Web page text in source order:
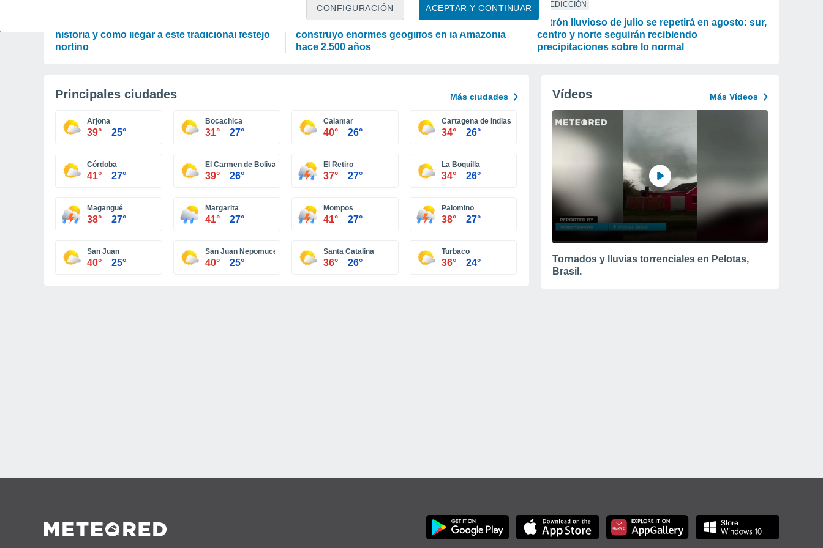
ACEPTAR Y CONTINUAR
CONFIGURACIÓN
historia y cómo llegar a este tradicional festejo
nortino
CIENCIA
Quiénes eran los Aquiry: la civilización que
construyó enormes geoglifos en la Amazonía
hace 2.500 años
PREDICCIÓN
Patrón lluvioso de julio se repetirá en agosto: sur,
centro y norte seguirán recibiendo
precipitaciones sobre lo normal
Principales ciudades Más ciudades
Arjona
39° 25°
Bocachica
31° 27°
Calamar
40° 26°
Cartagena de Indias
34° 26°
Córdoba
41° 27°
El Carmen de Bolivar
39° 26°
El Retiro
37° 27°
La Boquilla
34° 26°
Magangué
38° 27°
Margarita
41° 27°
Mompos
41° 27°
Palomino
38° 27°
San Juan
40° 25°
San Juan Nepomuceno
40° 25°
Santa Catalina
36° 26°
Turbaco
36° 24°
Vídeos Más Vídeos
Tornados y lluvias torrenciales en Pelotas,
Brasil.